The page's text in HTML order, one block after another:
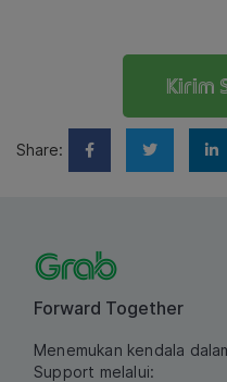
Kirim
Share:
Forward Together
Menemukan kendala
Support melalui: